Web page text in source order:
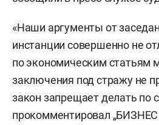
«Наши аргументы от
инстанции совершенно не
по экономическим статьям
заключения под стражу не
закон запрещает делать по
прокомментировал „БИЗНЕС